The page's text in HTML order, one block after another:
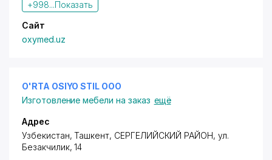
+998...Показать
Сайт
oxymed.uz
O'RTA OSIYO STIL ООО
Изготовление мебели на заказ ещё
Адрес
Узбекистан, Ташкент, СЕРГЕЛИЙСКИЙ РАЙОН, ул.
Безакчилик, 14